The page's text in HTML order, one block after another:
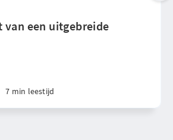
van een uitgebreide
7 min leestijd